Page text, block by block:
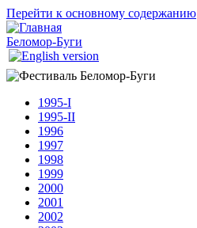
Перейти к основному содержанию
Беломор-Буги
1995-I
1995-II
1996
1997
1998
1999
2000
2001
2002